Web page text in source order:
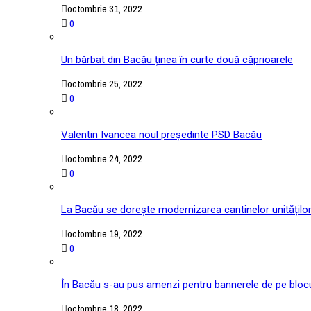
octombrie 31, 2022
0
Un bărbat din Bacău ținea în curte două căprioarele
octombrie 25, 2022
0
Valentin Ivancea noul președinte PSD Bacău
octombrie 24, 2022
0
La Bacău se dorește modernizarea cantinelor
octombrie 19, 2022
0
În Bacău s-au pus amenzi pentru bannerele de pe